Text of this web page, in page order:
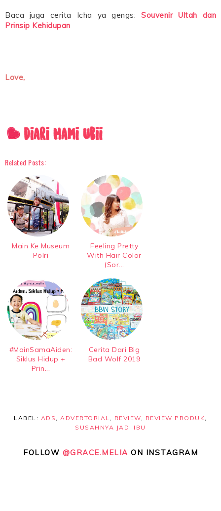
Baca juga cerita Icha ya gengs:Souvenir Ultah dan
Prinsip Kehidupan
Love,
Related Posts:
Main Ke Museum
Polri
Feeling Pretty
With Hair Color
(Sor...
#MainSamaAiden:
Siklus Hidup +
Prin...
Cerita Dari Big
Bad Wolf 2019
LABEL: ADS ,ADVERTORIAL , REVIEW, REVIEW PRODUK,
SUSAHNYA JADI IBU
FOLLOW @GRACE.MELIA ON INSTAGRAM